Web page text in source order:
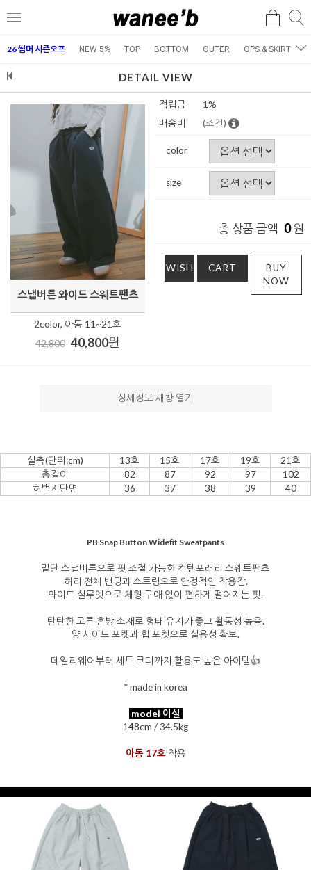
메
검
26 썸머 시즌오프 NEW 5% TOP BOTTOM OUTER OPS & SKIRT
DETAIL VIEW
스냅버튼 와이드 스웨트팬츠
2color, 아동 11~21호
42,800 40,800원
적립금
1%
배송비
(조건)
color
size
총 상품 금액 0원
WISH CART
BUY
NOW
상세정보 새창 열기
실측(단위:cm) 13호 15호 17호 19호
21호
총길이
82 87 92 97
102
허벅지단면
36 37 38 39 40
PB Snap Button Widefit Sweatpants
밑단 스냅버튼으로 핏 조절 가능한 컨템포러리 스웨트팬츠
허리 전체 밴딩과 스트링으로 안정적인 착용감.
와이드 실루엣으로 체형 구애 없이 편하게 떨어지는 핏.
탄탄한 코튼 혼방 소재로 형태 유지가 좋고 활동성 높음.
양 사이드 포켓과 힙 포켓으로 실용성 확보.
데일리웨어부터 세트 코디까지 활용도 높은 아이템👍
* made in korea
model 이설
148cm / 34.5kg
아동 17호착용